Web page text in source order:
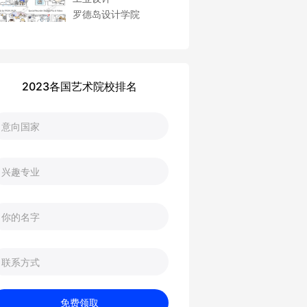
罗德岛设计学院
2023各国艺术院校排名